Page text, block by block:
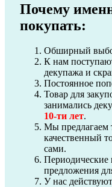
Почему
покупать:
Обширный
К нам
декупажа и
Постоянное
Товар для
занимались
10-ти лет.
Мы предлагаем
качественный
сами.
Периодические
предложения
У нас